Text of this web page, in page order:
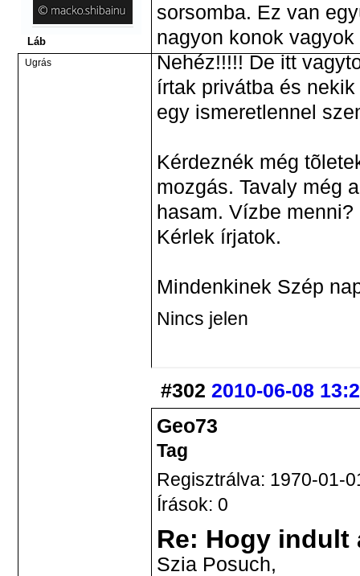
sorsomba. Ez van
nagyon konok
Nehéz!!!!! De itt
írtak privátba és
egy ismeretlennel
Kérdeznék még
mozgás. Tavaly még
hasam. Vízbe
Kérlek írjatok.
Mindenkinek Szép
Nincs jelen
#302 2010-06-08
Geo73
Tag
Regisztrálva: 1970-01-
Írások: 0
Re: Hogy indult
Szia Posuch,
Láb
Ugrás